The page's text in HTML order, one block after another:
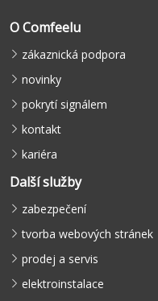
O Comfeelu
zákaznická podpora
novinky
pokrytí signálem
kontakt
kariéra
Další služby
zabezpečení
tvorba webových stránek
prodej a servis
elektroinstalace